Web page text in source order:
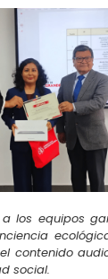
los equipos
contenido
social.